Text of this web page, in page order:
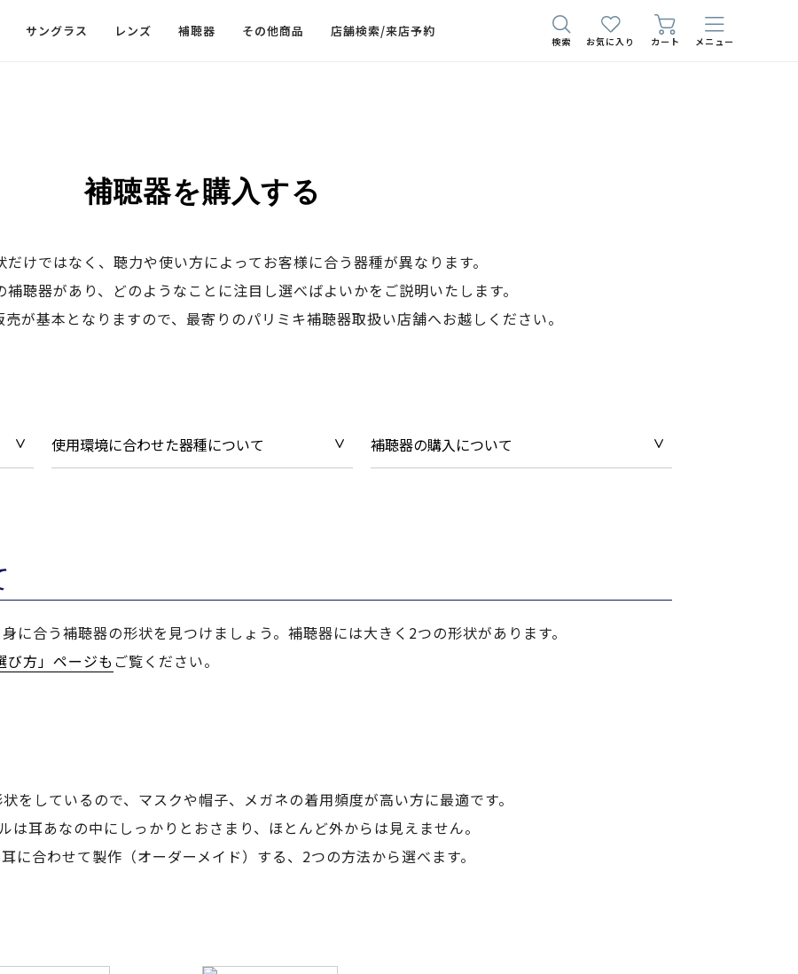
サングラス レンズ 補聴器 その他商品 店舗検索/来店予約
検索 お気に入り カート メニュー
補聴器を購入する
だけではなく、聴力や使い方によってお客様に合う器種が異なります。
補聴器があり、どのようなことに注目し選べばよいかをご説明いたします。
が基本となりますので、最寄りのパリミキ補聴器取扱い店舗へお越しください。
使用環境に合わせた器種について 補聴器の購入について
に合う補聴器の形状を見つけましょう。補聴器には大きく2つの形状があります。
び方」ページも ご覧ください。
をしているので、マスクや帽子、メガネの着用頻度が高い方に最適です。
は耳あなの中にしっかりとおさまり、ほとんど外からは見えません。
に合わせて製作（オーダーメイド）する、2つの方法から選べます。